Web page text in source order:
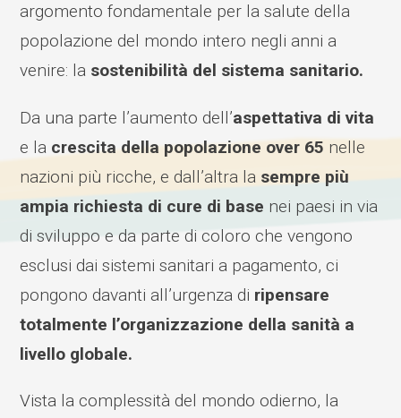
argomento fondamentale per la salute della
popolazione del mondo intero negli anni a
venire: la sostenibilità del sistema sanitario.
Da una parte l’aumento dell’aspettativa di vita
e la crescita della popolazione over 65 nelle
nazioni più ricche, e dall’altra la sempre più
ampia richiesta di cure di base nei paesi in via
di sviluppo e da parte di coloro che vengono
esclusi dai sistemi sanitari a pagamento, ci
pongono davanti all’urgenza di ripensare
totalmente l’organizzazione della sanità a
livello globale.
Vista la complessità del mondo odierno, la